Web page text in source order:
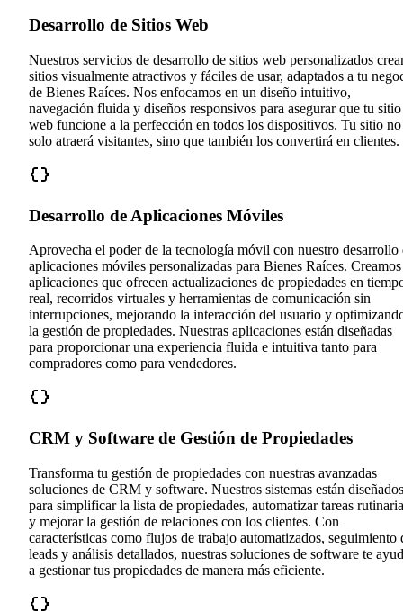
Desarrollo de Sitios Web
Nuestros servicios de desarrollo de sitios web personalizados
sitios visualmente atractivos y fáciles de usar, adaptados a tu
de Bienes Raíces. Nos enfocamos en un diseño intuitivo,
navegación fluida y diseños responsivos para asegurar que tu sitio
web funcione a la perfección en todos los dispositivos. Tu sitio no
solo atraerá visitantes, sino que también los convertirá en clientes.
Desarrollo de Aplicaciones Móviles
Aprovecha el poder de la tecnología móvil con nuestro desarrollo
aplicaciones móviles personalizadas para Bienes Raíces. Creamos
aplicaciones que ofrecen actualizaciones de propiedades en
real, recorridos virtuales y herramientas de comunicación sin
interrupciones, mejorando la interacción del usuario y
la gestión de propiedades. Nuestras aplicaciones están diseñadas
para proporcionar una experiencia fluida e intuitiva tanto para
compradores como para vendedores.
CRM y Software de Gestión de Propiedades
Transforma tu gestión de propiedades con nuestras avanzadas
soluciones de CRM y software. Nuestros sistemas están diseñados
para simplificar la lista de propiedades, automatizar tareas
y mejorar la gestión de relaciones con los clientes. Con
características como flujos de trabajo automatizados, seguimiento
leads y análisis detallados, nuestras soluciones de software te
a gestionar tus propiedades de manera más eficiente.